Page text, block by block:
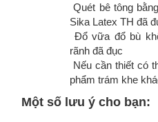
Quét bê tông
Sika Latex TH đã
Đổ vữa đổ bù
rãnh đã đục
Nếu cần thiết có
phẩm trám khe
Một số lưu ý cho bạn: